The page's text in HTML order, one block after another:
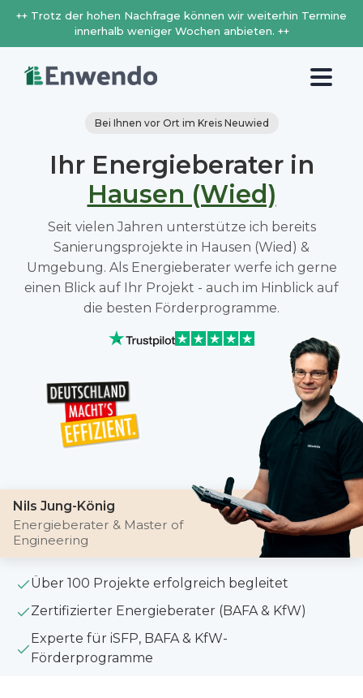
++ Trotz der hohen Nachfrage können wir weiterhin Termine
innerhalb weniger Wochen anbieten. ++
Bei Ihnen vor Ort im Kreis Neuwied
Ihr Energieberater in
Hausen (Wied)
Seit vielen Jahren unterstütze ich bereits
Sanierungsprojekte in Hausen (Wied) &
Umgebung. Als Energieberater werfe ich gerne
einen Blick auf Ihr Projekt - auch im Hinblick auf
die besten Förderprogramme.
Nils Jung-König
Energieberater & Master of
Engineering
Über 100 Projekte erfolgreich begleitet
Zertifizierter Energieberater (BAFA & KfW)
Experte für iSFP, BAFA & KfW-
Förderprogramme